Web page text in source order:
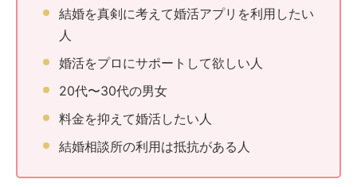
結婚を真剣に考えて婚活アプリを利用したい
人
婚活をプロにサポートして欲しい人
20代〜30代の男女
料金を抑えて婚活したい人
結婚相談所の利用は抵抗がある人